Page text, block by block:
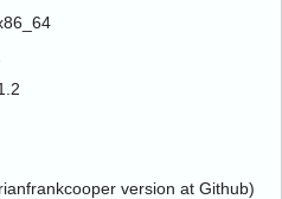
version at Github)